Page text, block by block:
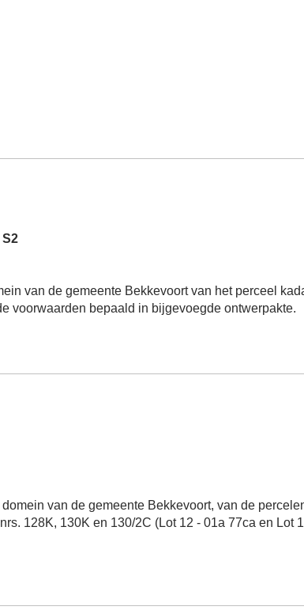
S2
van de gemeente Bekkevoort van het perceel
voorwaarden bepaald in bijgevoegde ontwerpakte.
van de gemeente Bekkevoort, van de
128K, 130K en 130/2C (Lot 12 - 01a 77ca en Lot